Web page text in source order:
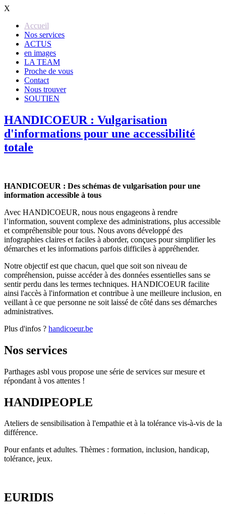
X
Accueil
Nos services
ACTUS
en images
LA TEAM
Proche de vous
Contact
Nous trouver
SOUTIEN
HANDICOEUR : Vulgarisation
d'informations pour une accessibilité
totale
HANDICOEUR : Des schémas de vulgarisation pour une
information accessible à tous
Avec HANDICOEUR, nous nous engageons à rendre
l’information, souvent complexe des administrations, plus accessible
et compréhensible pour tous. Nous avons développé des
infographies claires et faciles à aborder, conçues pour simplifier les
démarches et les informations parfois difficiles à appréhender.
Notre objectif est que chacun, quel que soit son niveau de
compréhension, puisse accéder à des données essentielles sans se
sentir perdu dans les termes techniques. HANDICOEUR facilite
ainsi l'accès à l'information et contribue à une meilleure inclusion, en
veillant à ce que personne ne soit laissé de côté dans ses démarches
administratives​​.
Plus d'infos ? handicoeur.be
Nos services
Parthages asbl vous propose une série de services sur mesure et
répondant à vos attentes !
HANDIPEOPLE
Ateliers de sensibilisation à l'empathie et à la tolérance vis-à-vis de la
différence.
Pour enfants et adultes. Thèmes : formation, inclusion, handicap,
tolérance, jeux.
EURIDIS